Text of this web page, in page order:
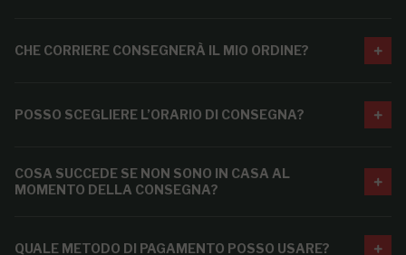
CHE CORRIERE CONSEGNERÀ IL MIO ORDINE?
POSSO SCEGLIERE L’ORARIO DI CONSEGNA?
COSA SUCCEDE SE NON SONO IN CASA AL
MOMENTO DELLA CONSEGNA?
QUALE METODO DI PAGAMENTO POSSO USARE?